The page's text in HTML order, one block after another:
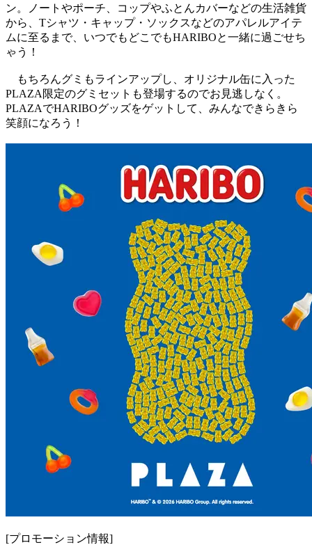
ン。ノートやポーチ、コップやふとんカバーなどの生活雑貨
から、Tシャツ・キャップ・ソックスなどのアパレルアイテ
ムに至るまで、いつでもどこでもHARIBOと一緒に過ごせち
ゃう！
もちろんグミもラインアップし、オリジナル缶に入った
PLAZA限定のグミセットも登場するのでお見逃しなく。
PLAZAでHARIBOグッズをゲットして、みんなできらきら
笑顔になろう！
[プロモーション情報]